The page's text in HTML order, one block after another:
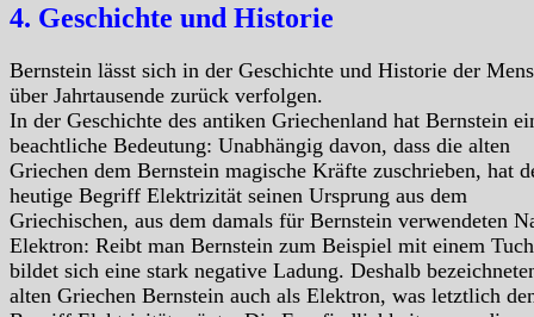
4. Geschichte und Historie
Bernstein lässt sich in der Geschichte und Historie der
über Jahrtausende zurück verfolgen.
In der Geschichte des antiken Griechenland hat Bernstein
beachtliche Bedeutung: Unabhängig davon, dass die alten
Griechen dem Bernstein magische Kräfte zuschrieben, hat
heutige Begriff Elektrizität seinen Ursprung aus dem
Griechischen, aus dem damals für Bernstein verwendeten
Elektron: Reibt man Bernstein zum Beispiel mit einem
bildet sich eine stark negative Ladung. Deshalb
alten Griechen Bernstein auch als Elektron, was letztlich